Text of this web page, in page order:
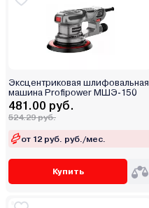
Эксцентриковая шлифовальная
машина Profipower МШЭ-150
481.00 руб.
524.29 руб.
от 12 руб. руб./мес.
Купить